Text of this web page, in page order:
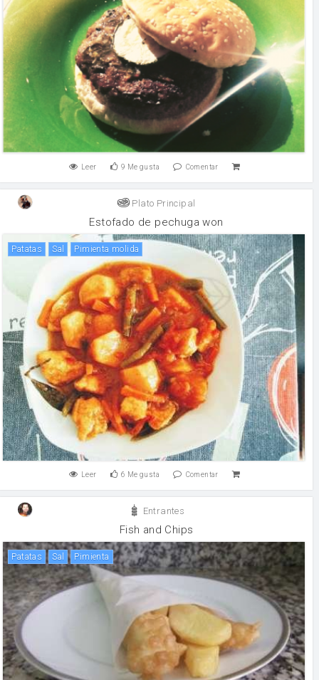
Leer 9 Me gusta Comentar
Plato Principal
Estofado de pechuga won
patatas sal Pimienta molida
Leer 6 Me gusta Comentar
Entrantes
Fish and Chips
patatas sal pimienta